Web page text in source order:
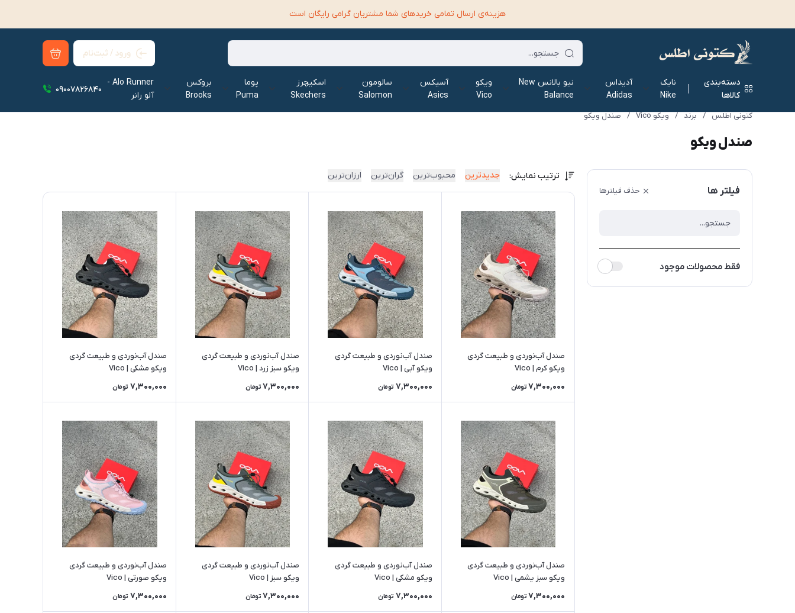
هزینه‌ی ارسال تمامی خرید‌های شما مشتریان گرامی رایگان است
ورود / ثبت‌نام
دسته‌بندی
کالاها
نایک
Nike
آدیداس
Adidas
نیو بالانس New
Balance
ویکو
Vico
آسیکس
Asics
سالومون
Salomon
اسکیچرز
Skechers
پوما
Puma
بروکس
Brooks
Alo Runner -
آلو رانر‌
09007826840
کتونی اطلس / برند / ویکو Vico / صندل ویکو
صندل ویکو
فیلتر ها حذف فیلترها
فقط محصولات موجود
ترتیب نمایش: جدیدترین محبوب‌ترین گران‌ترین ارزان‌ترین
صندل آب‌نوردی و طبیعت گردی
ویکو کرم | Vico
7,300,000 تومان
صندل آب‌نوردی و طبیعت گردی
ویکو آبی | Vico
7,300,000 تومان
صندل آب‌نوردی و طبیعت گردی
ویکو سبز زرد | Vico
7,300,000 تومان
صندل آب‌نوردی و طبیعت گردی
ویکو مشکی | Vico
7,300,000 تومان
صندل آب‌نوردی و طبیعت گردی
ویکو سبز یشمی | Vico
7,300,000 تومان
صندل آب‌نوردی و طبیعت گردی
ویکو مشکی | Vico
7,300,000 تومان
صندل آب‌نوردی و طبیعت گردی
ویکو سبز | Vico
7,300,000 تومان
صندل آب‌نوردی و طبیعت گردی
ویکو صورتی | Vico
7,300,000 تومان